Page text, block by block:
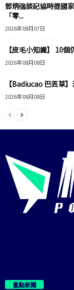
鄧炳強談記協時提國
「零...
2026年08月07日
【皮毛小知識】 10
2026年08月08日
【Badiucao 巴丟草】
2026年08月08日
重點新聞